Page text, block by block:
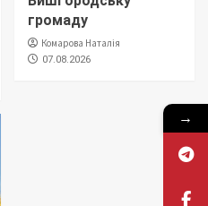
громаду
Комарова Наталія
07.08.2026
→